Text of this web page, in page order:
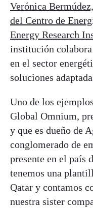
Verónica
del Centro de
Energy Research
institución colabora
en el sector
soluciones
Uno de los
Global Omnium,
y que es dueño de
conglomerado de
presente en el país
tenemos una
Qatar y contamos
nuestra sister